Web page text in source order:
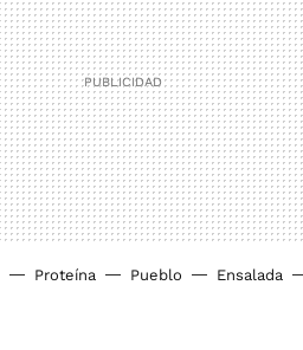
Proteína Pueblo Ensalada